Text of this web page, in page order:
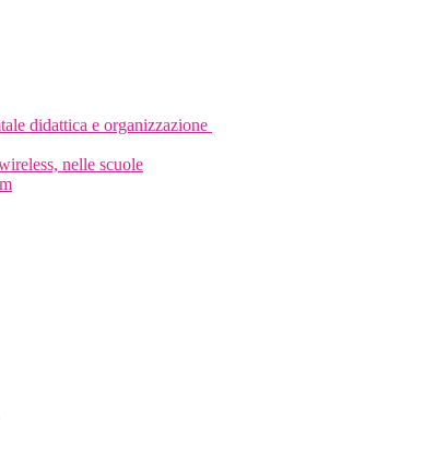
didattica e organizzazione
nelle scuole